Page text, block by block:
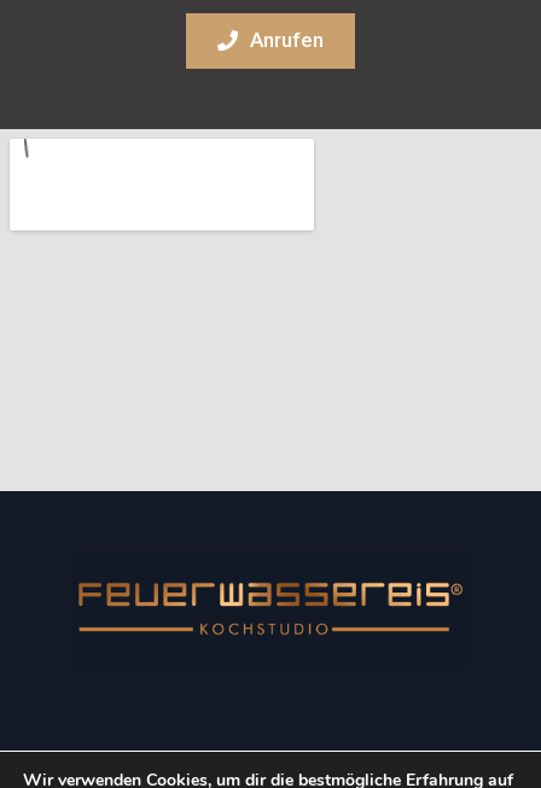
Anrufen
Copyright © 2022 Kulinarik-Event GmbH. Alle Rechte
Wir verwenden Cookies, um dir die bestmögliche Erfahrung auf